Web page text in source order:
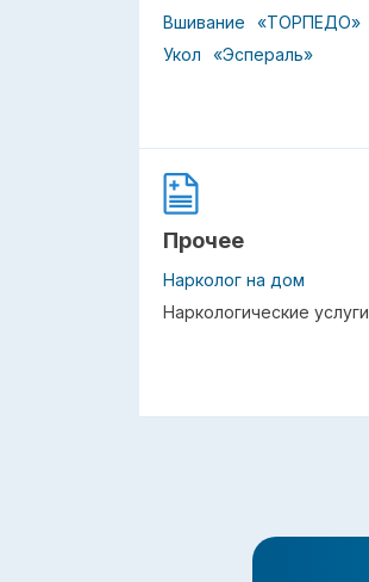
Вшивание
«ТОРПЕДО»
Укол
«Эспераль»
Прочее
Нарколог на дом
Наркологические услуги